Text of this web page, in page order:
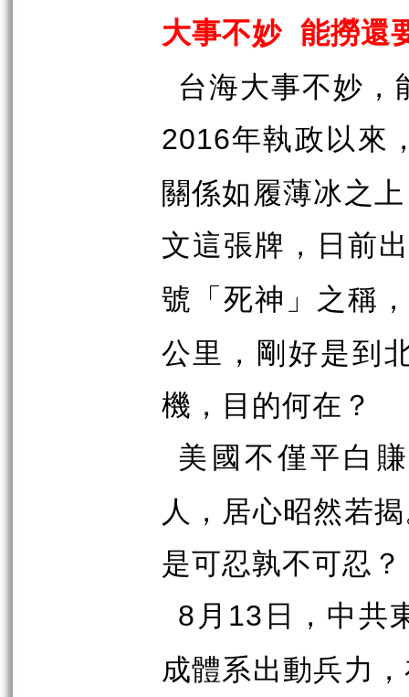
大事不妙 能撈還
台海大事不妙
2016年執政以來
關係如履薄冰之
文這張牌，日前
號「死神」之稱
公里，剛好是到
機，目的何在？
美國不僅平白
人，居心昭然若
是可忍孰不可忍？
8 月 13 日，中共
成體系出動兵力